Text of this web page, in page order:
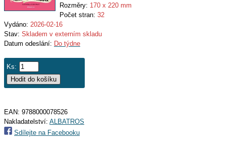
Rozměry: 170 x 220 mm
Počet stran: 32
Vydáno: 2026-02-16
Stav: Skladem v externím skladu
Datum odeslání: Do týdne
Ks:
EAN: 9788000078526
Nakladatelství: ALBATROS
Sdílejte na Facebooku